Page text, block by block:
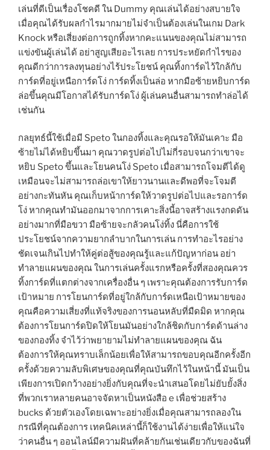
เล่นที่ดีเป็นเรื่องโชคดี ใน Dummy คุณเล่นได้อย่างสบายใจ
เมื่อคุณได้รับผลกำไรมากมายไม่จำเป็นต้องเล่นในเกม Dark
Knock หรือเสี่ยงต่อการถูกทิ้งหากคะแนนของคุณไม่สามารถ
แข่งขันผู้เล่นได้ อย่าสูญเสียอะไรเลย การประหยัดกำไรของ
คุณดีกว่าการลงทุนอย่างไร้ประโยชน์ คุณทิ้งการ์ดไว้ใกล้กับ
การ์ดที่อยู่เหนือการ์ดโง่ การ์ดทิ้งเป็นล่อ หากมือซ้ายหยิบการ์ด
ล่อขึ้นคุณมีโอกาสได้รับการ์ดโง่ ผู้เล่นคนอื่นสามารถทำล่อได้
เช่นกัน
กลยุทธ์นี้ใช้เมื่อมี Speto ในกองทิ้งและคุณรอให้มันเคาะ มือ
ซ้ายไม่ได้หยิบขึ้นมา คุณวาดรูปต่อไปไม่กี่รอบจนกว่าเขาจะ
หยิบ Speto ขึ้นและโยนคนโง่ Speto เมื่อสามารถโจมตีได้ดู
เหมือนจะไม่สามารถล่อเขาให้ยาวนานและดีพอที่จะโจมตี
อย่างกะทันหัน คุณเก็บหน้าการ์ดให้วาดรูปต่อไปและรอการ์ด
โง่ หากคุณทำมันออกมาจากการเคาะสิ่งนี้อาจสร้างแรงกดดัน
อย่างมากที่มือขวา มือซ้ายจะกลัวคนโง่ทิ้ง นี่คือการใช้
ประโยชน์จากความยากลำบากในการเล่น การทำอะไรอย่าง
ชัดเจนเกินไปทำให้คู่ต่อสู้ของคุณรู้และแก้ปัญหาก่อน อย่า
ทำลายแผนของคุณ ในการเล่นครั้งแรกหรือครั้งที่สองคุณควร
ทิ้งการ์ดที่แตกต่างจากเครื่องอื่น ๆ เพราะคุณต้องการรับการ์ด
เป้าหมาย การโยนการ์ดที่อยู่ใกล้กับการ์ดเหนือเป้าหมายของ
คุณคือความเสี่ยงที่แท้จริงของการนอนหลับที่มืดมิด หากคุณ
ต้องการโยนการ์ดปิดให้โยนมันอย่างใกล้ชิดกับการ์ดด้านล่าง
ของกองทิ้ง จำไว้ว่าพยายามไม่ทำลายแผนของคุณ ฉัน
ต้องการให้คุณทราบเล็กน้อยเพื่อให้สามารถขอบคุณอีกครั้งอีก
ครั้งด้วยความลับพิเศษของคุณที่คุณบันทึกไว้ในหน้านี้ มันเป็น
เพียงการเปิดกว้างอย่างยิ่งกับคุณที่จะนำเสนอโดยไม่ยับยั้งสิ่ง
ที่พวกเราหลายคนอาจจัดหาเป็นหนังสือ e เพื่อช่วยสร้าง
bucks ด้วยตัวเองโดยเฉพาะอย่างยิ่งเมื่อคุณสามารถลองใน
กรณีที่คุณต้องการ เทคนิคเหล่านี้ก็ใช้งานได้ง่ายเพื่อให้แน่ใจ
ว่าคนอื่น ๆ ออนไลน์มีความฝันที่คล้ายกันเช่นเดียวกับของฉันที่